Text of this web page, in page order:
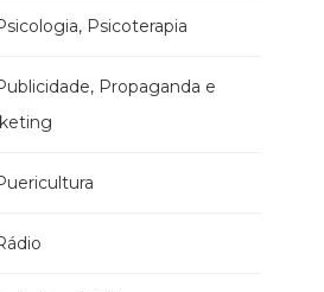
Psicoterapia
Propaganda e